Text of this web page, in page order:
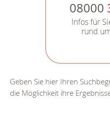
08000
Infos für
rund
Geben Sie hier Ihren
die Möglichkeit ihre